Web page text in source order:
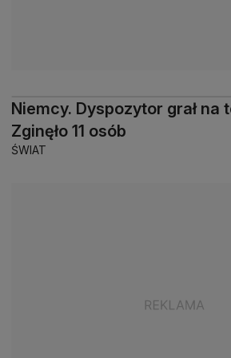
Niemcy. Dyspozytor grał na
Zginęło 11 osób
ŚWIAT